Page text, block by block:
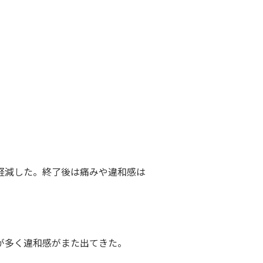
した。終了後は痛みや違和感は
く違和感がまた出てきた。